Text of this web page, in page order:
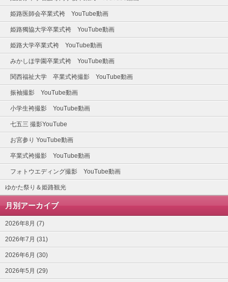
姫路医師会卒業式袴 YouTube動画
姫路獨協大学卒業式袴 YouTube動画
姫路大学卒業式袴 YouTube動画
みかしほ学園卒業式袴 YouTube動画
関西福祉大学 卒業式袴撮影 YouTube動画
振袖撮影 YouTube動画
小学生袴撮影 YouTube動画
七五三 撮影YouTube
お宮参り YouTube動画
卒業式袴撮影 YouTube動画
フォトウエディング撮影 YouTube動画
ゆかた祭り＆姫路観光
月別アーカイブ
2026年8月 (7)
2026年7月 (31)
2026年6月 (30)
2026年5月 (29)